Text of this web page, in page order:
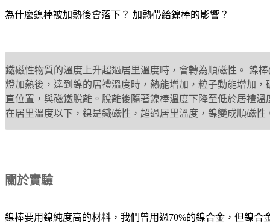
為什麼鎳棒被加熱後會落下？ 加熱帶給鎳棒的影響？
鐵磁性物質的溫度上升超過居里溫度時，會轉為順磁性。 鎳
燈加熱後，達到鎳的居禮溫度時，熱能增加，粒子動能增加
直位置，與磁鐵脫離。脫離後隨著鎳棒溫度下降至低於居禮
在居里溫度以下，鎳是鐵磁性，超過居里溫度，鎳變成順磁
關於實驗
鎳棒要用鎳純度高的材料，我們曾用過70%的鎳合金，但鎳合